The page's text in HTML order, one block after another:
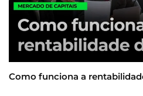
Como funciona a